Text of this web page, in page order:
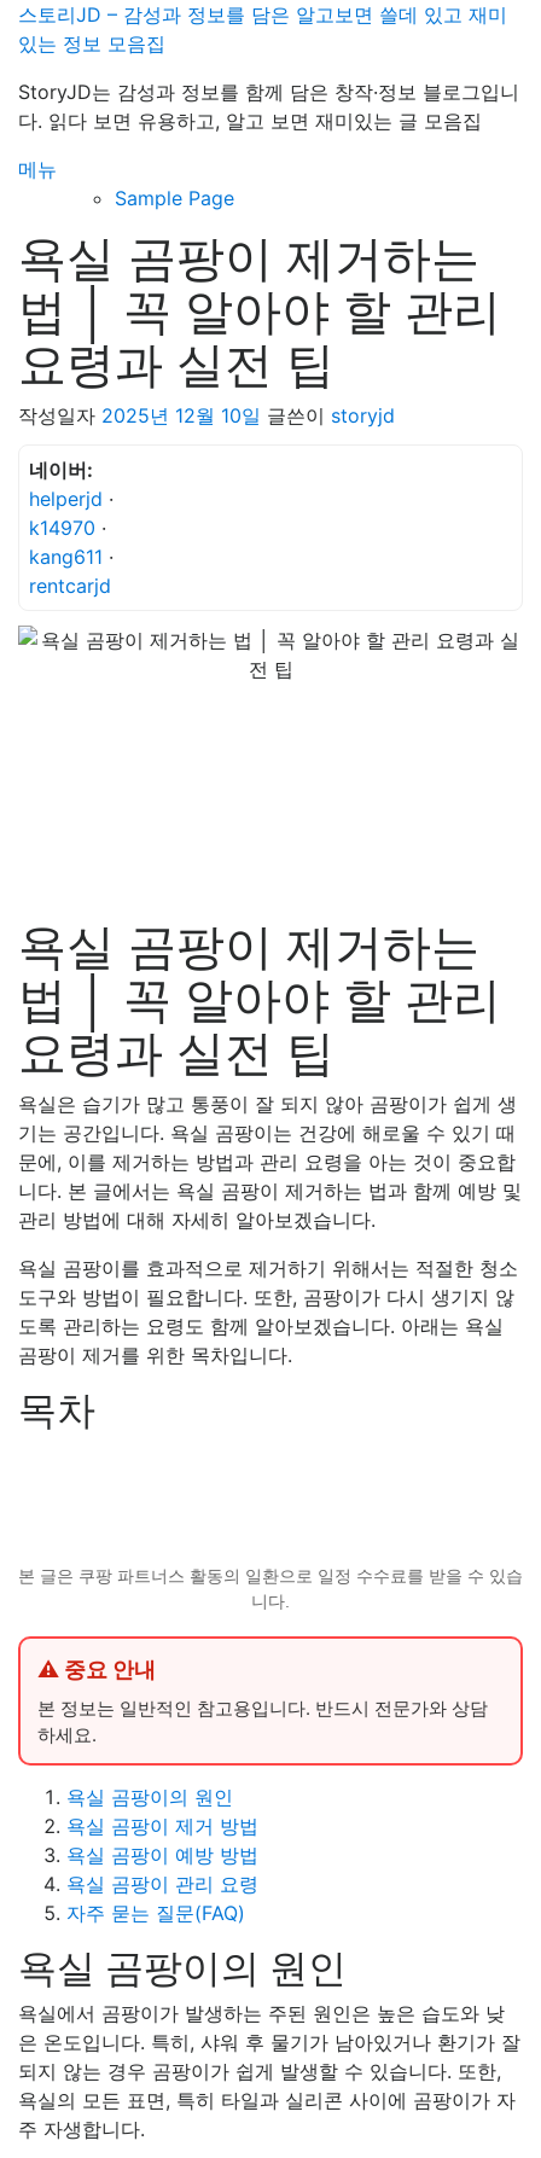
스토리JD – 감성과 정보를 담은 알고보면 쓸데 있고 재미
있는 정보 모음집
StoryJD는 감성과 정보를 함께 담은 창작·정보 블로그입니
다. 읽다 보면 유용하고, 알고 보면 재미있는 글 모음집
메뉴
Sample Page
욕실 곰팡이 제거하는
법 │ 꼭 알아야 할 관리
요령과 실전 팁
작성일자 2025년 12월 10일 글쓴이 storyjd
네이버:
helperjd ·
k14970 ·
kang611 ·
rentcarjd
욕실 곰팡이 제거하는
법 │ 꼭 알아야 할 관리
요령과 실전 팁
욕실은 습기가 많고 통풍이 잘 되지 않아 곰팡이가 쉽게 생
기는 공간입니다. 욕실 곰팡이는 건강에 해로울 수 있기 때
문에, 이를 제거하는 방법과 관리 요령을 아는 것이 중요합
니다. 본 글에서는 욕실 곰팡이 제거하는 법과 함께 예방 및
관리 방법에 대해 자세히 알아보겠습니다.
욕실 곰팡이를 효과적으로 제거하기 위해서는 적절한 청소
도구와 방법이 필요합니다. 또한, 곰팡이가 다시 생기지 않
도록 관리하는 요령도 함께 알아보겠습니다. 아래는 욕실
곰팡이 제거를 위한 목차입니다.
목차
본 글은 쿠팡 파트너스 활동의 일환으로 일정 수수료를 받을 수 있습
니다.
⚠ 중요 안내
본 정보는 일반적인 참고용입니다. 반드시 전문가와 상담
하세요.
욕실 곰팡이의 원인
욕실 곰팡이 제거 방법
욕실 곰팡이 예방 방법
욕실 곰팡이 관리 요령
자주 묻는 질문(FAQ)
욕실 곰팡이의 원인
욕실에서 곰팡이가 발생하는 주된 원인은 높은 습도와 낮
은 온도입니다. 특히, 샤워 후 물기가 남아있거나 환기가 잘
되지 않는 경우 곰팡이가 쉽게 발생할 수 있습니다. 또한,
욕실의 모든 표면, 특히 타일과 실리콘 사이에 곰팡이가 자
주 자생합니다.